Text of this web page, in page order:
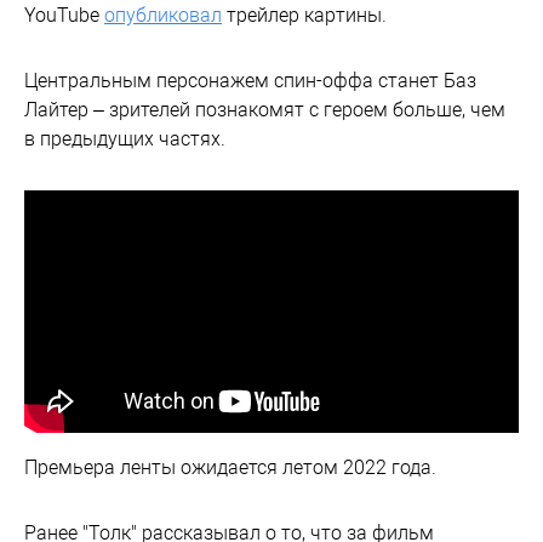
YouTube опубликовал трейлер картины.
Центральным персонажем спин-оффа станет Баз
Лайтер – зрителей познакомят с героем больше, чем
в предыдущих частях.
Премьера ленты ожидается летом 2022 года.
Ранее "Толк" рассказывал о то, что за фильм